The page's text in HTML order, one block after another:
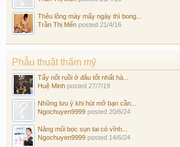
Thêu lông mày mấy ngày thì bong...
Trần Thị Mến posted 21/4/16
Phẫu thuật thẩm mỹ
Tẩy nốt ruồi ở đâu tốt nhất hà...
Huệ Minh posted 27/7/19
Những lưu ý khi hút mỡ bạn cần...
Ngochuyen9999 posted 20/6/24
Nâng mũi bọc sụn tai có vĩnh...
Ngochuyen9999 posted 14/6/24